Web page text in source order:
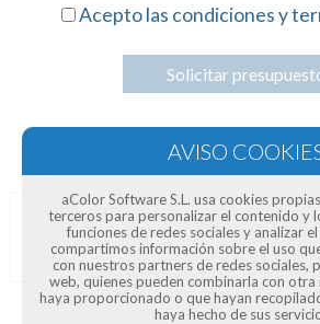
Acepto las condiciones y
Solicitar
Opiniones de
aColor Software S.L. usa cookies
terceros para personalizar el contenido y
funciones de redes sociales y analizar
compartimos información sobre el uso
con nuestros partners de redes sociales,
web, quienes pueden combinarla con
haya proporcionado o que hayan
haya hecho de sus